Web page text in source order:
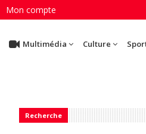
Mon compte
Multimédia Culture
Recherche